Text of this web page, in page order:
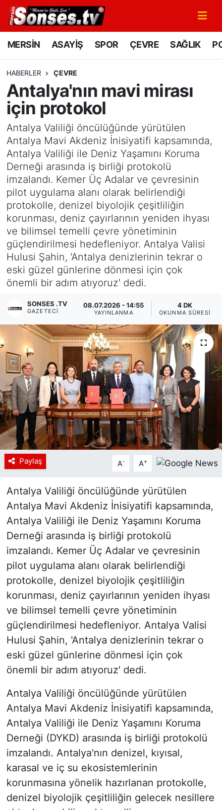
MERSİN ASAYİŞ SPOR ÇEVRE SAĞLIK
HABERLER ÇEVRE
Antalya'nın mavi mirası
için protokol
Antalya Valiliği öncülüğünde yürütülen
Antalya Mavi Akdeniz İnisiyatifi kapsamında,
Antalya Valiliği ile Deniz Yaşamını Koruma
Derneği arasında iş birliği protokolü
imzalandı. Kemer Üç Adalar ve çevresinin
pilot uygulama alanı olarak belirlendiği
protokolle, denizel biyolojik çeşitliliğin
korunması, deniz çayırlarının yeniden ihyası
ve bilimsel temelli çevre yönetiminin
güçlendirilmesi hedefleniyor. Antalya Valisi
Hulusi Şahin, 'Antalya denizlerinin tekrar o
eski güzel günlerine dönmesi için çok
önemli bir adım atıyoruz' dedi.
SONSES .TV
GAZETECI
08.07.2026 - 14:55
YAYINLANMA
4 DK
OKUNMA SÜRESI
Paylaş A- A+
Antalya Valiliği öncülüğünde yürütülen
Antalya Mavi Akdeniz İnisiyatifi kapsamında,
Antalya Valiliği ile Deniz Yaşamını Koruma
Derneği arasında iş birliği protokolü
imzalandı. Kemer Üç Adalar ve çevresinin
pilot uygulama alanı olarak belirlendiği
protokolle, denizel biyolojik çeşitliliğin
korunması, deniz çayırlarının yeniden ihyası
ve bilimsel temelli çevre yönetiminin
güçlendirilmesi hedefleniyor. Antalya Valisi
Hulusi Şahin, 'Antalya denizlerinin tekrar o
eski güzel günlerine dönmesi için çok
önemli bir adım atıyoruz' dedi.
Antalya Valiliği öncülüğünde yürütülen
Antalya Mavi Akdeniz İnisiyatifi kapsamında,
Antalya Valiliği ile Deniz Yaşamını Koruma
Derneği (DYKD) arasında iş birliği protokolü
imzalandı. Antalya'nın denizel, kıyısal,
karasal ve iç su ekosistemlerinin
korunmasına yönelik hazırlanan protokolle,
denizel biyolojik çeşitliliğin gelecek nesillere
MERSİN
SPOR
GÜNÜN MANŞETİ
DÜNYA
KÜLTÜR - SANAT
MAGAZİN
SAĞLIK
Siyaset
YEREL HABER
Mersin Nöbetçi Eczaneler
Mersin Namaz Vakitleri
Mersin Trafik Yoğunluk Haritası
Süper Lig Puan Durumu ve Fikstür
Tüm Manşetler
Son Dakika Haberleri
Haber Arşivi